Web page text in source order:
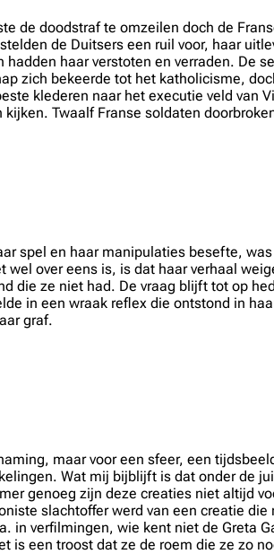
de doodstraf te omzeilen doch de
de Duitsers een ruil voor, haar
haar verstoten en verraden. De
zich bekeerde tot het katholicisme,
klederen naar het executie veld van
Twaalf Franse soldaten
spel en haar manipulaties besefte,
over eens is, is dat haar verhaal
die ze niet had. De vraag blijft tot op
in een wraak reflex die ontstond in
graf.
maar voor een sfeer, een
Wat mij bijblijft is dat onder de
genoeg zijn deze creaties niet altijd
slachtoffer werd van een creatie
in verfilmingen, wie kent niet de Greta
een troost dat ze de roem die ze zo